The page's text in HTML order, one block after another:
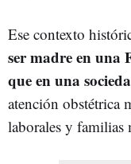
Ese contexto
ser madre en una
que en una
atención obstétrica
laborales y familias